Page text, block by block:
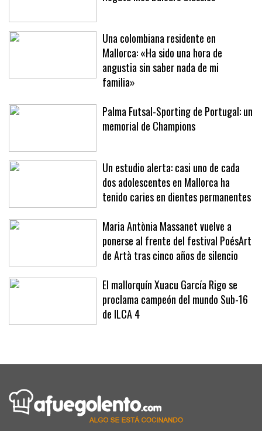
Una colombiana residente en
Mallorca: «Ha sido una hora de
angustia sin saber nada de mi
familia»
Palma Futsal-Sporting de Portugal: un
memorial de Champions
Un estudio alerta: casi uno de cada
dos adolescentes en Mallorca ha
tenido caries en dientes permanentes
Maria Antònia Massanet vuelve a
ponerse al frente del festival PoésArt
de Artà tras cinco años de silencio
El mallorquín Xuacu García Rigo se
proclama campeón del mundo Sub-16
de ILCA 4